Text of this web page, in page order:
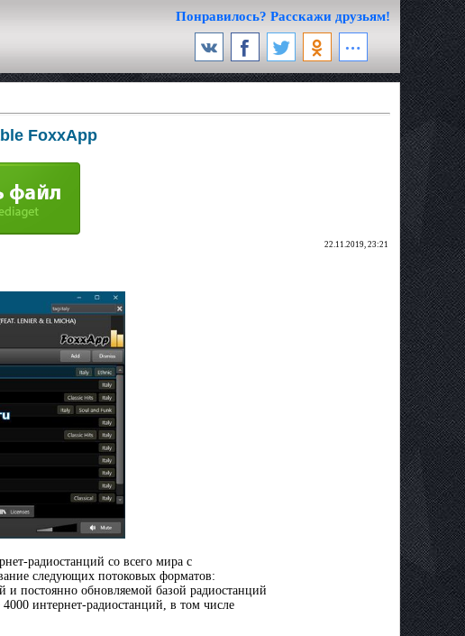
Понравилось? Расскажи друзьям!
FoxxApp
22.11.2019, 23:21
радиостанций со всего мира с
следующих потоковых форматов:
постоянно обновляемой базой радиостанций
интернет-радиостанций, в том числе